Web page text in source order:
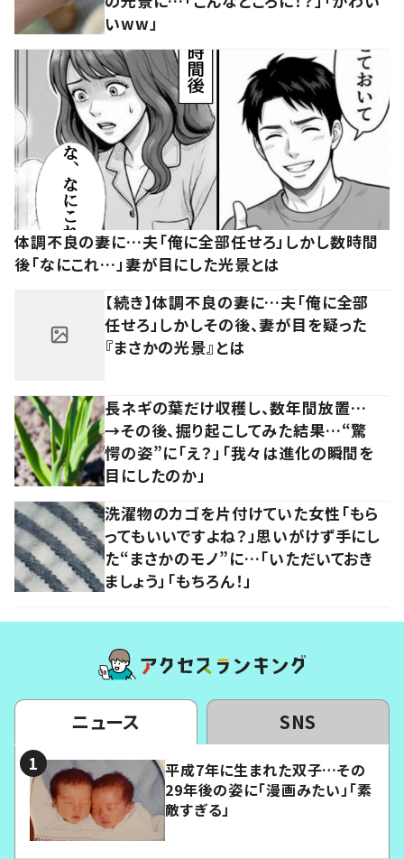
いww」
体調不良の妻に…夫「俺に全部任せろ」しかし数時間
後「なにこれ…」妻が目にした光景とは
【続き】体調不良の妻に…夫「俺に全部
任せろ」しかしその後、妻が目を疑った
『まさかの光景』とは
長ネギの葉だけ収穫し、数年間放置…
→その後、掘り起こしてみた結果…“驚
愕の姿”に「え？」「我々は進化の瞬間を
目にしたのか」
洗濯物のカゴを片付けていた女性「もら
ってもいいですよね？」思いがけず手にし
た“まさかのモノ”に…「いただいておき
ましょう」「もちろん！」
ニュース SNS
平成7年に生まれた双子…その
29年後の姿に「漫画みたい」「素
敵すぎる」